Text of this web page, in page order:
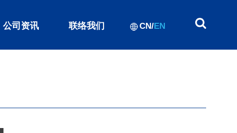
公司资讯 联络我们 CN/EN